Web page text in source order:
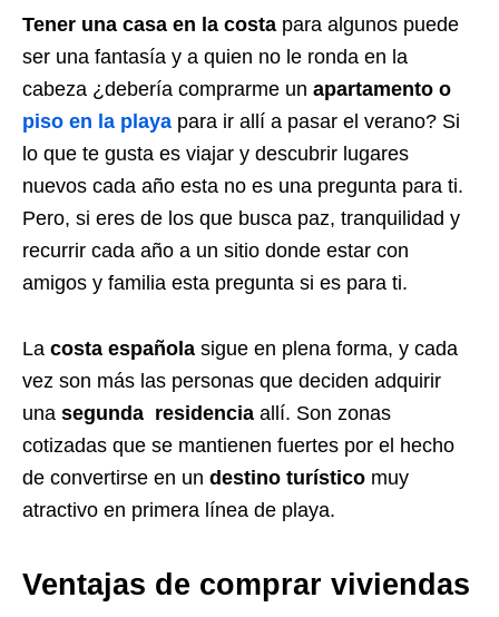
Tener una casa en la costa para algunos puede
ser una fantasía y a quien no le ronda en la
cabeza ¿debería comprarme un apartamento o
piso en la playa para ir allí a pasar el verano? Si
lo que te gusta es viajar y descubrir lugares
nuevos cada año esta no es una pregunta para ti.
Pero, si eres de los que busca paz, tranquilidad y
recurrir cada año a un sitio donde estar con
amigos y familia esta pregunta si es para ti.
La costa española sigue en plena forma, y cada
vez son más las personas que deciden adquirir
una segunda residencia allí. Son zonas
cotizadas que se mantienen fuertes por el hecho
de convertirse en un destino turístico muy
atractivo en primera línea de playa.
Ventajas de comprar viviendas